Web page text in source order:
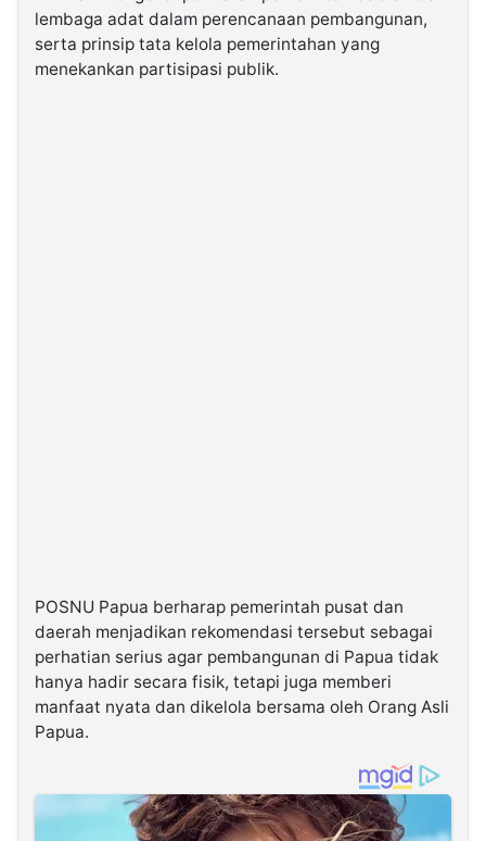
lembaga adat dalam perencanaan pembangunan,
serta prinsip tata kelola pemerintahan yang
menekankan partisipasi publik.
POSNU Papua berharap pemerintah pusat dan
daerah menjadikan rekomendasi tersebut sebagai
perhatian serius agar pembangunan di Papua tidak
hanya hadir secara fisik, tetapi juga memberi
manfaat nyata dan dikelola bersama oleh Orang Asli
Papua.